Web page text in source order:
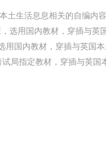
土生活息息相关的自编内容
选用国内教材，穿插与英
用国内教材，穿插与英国
局指定教材，穿插与英